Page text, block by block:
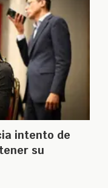
intento de
su